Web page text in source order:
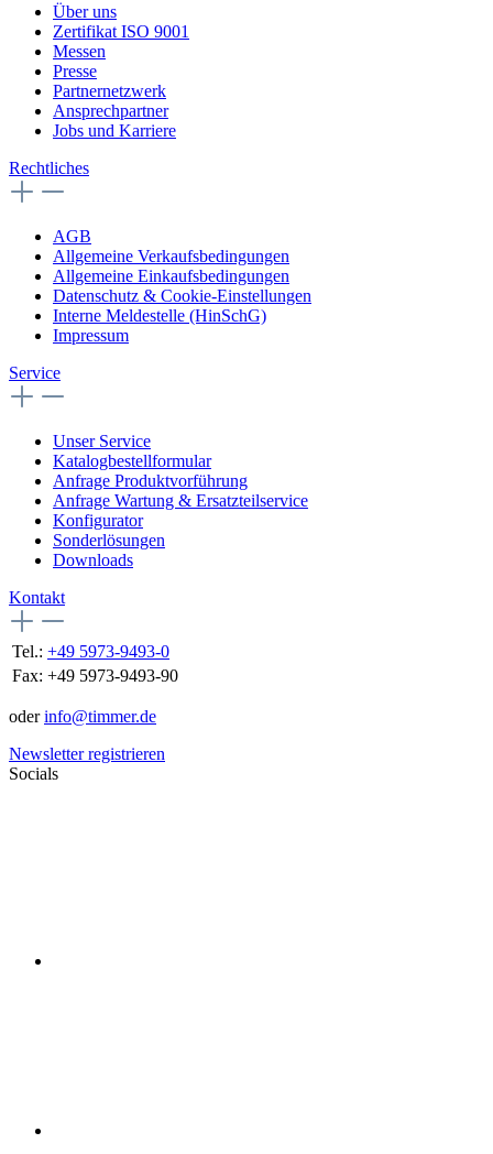
Über uns
Zertifikat ISO 9001
Messen
Presse
Partnernetzwerk
Ansprechpartner
Jobs und Karriere
Rechtliches
AGB
Allgemeine Verkaufsbedingungen
Allgemeine Einkaufsbedingungen
Datenschutz & Cookie-Einstellungen
Interne Meldestelle (HinSchG)
Impressum
Service
Unser Service
Katalogbestellformular
Anfrage Produktvorführung
Anfrage Wartung & Ersatzteilservice
Konfigurator
Sonderlösungen
Downloads
Kontakt
Tel.: +49 5973-9493-0
Fax: +49 5973-9493-90
oderinfo@timmer.de
Newsletter registrieren
Socials